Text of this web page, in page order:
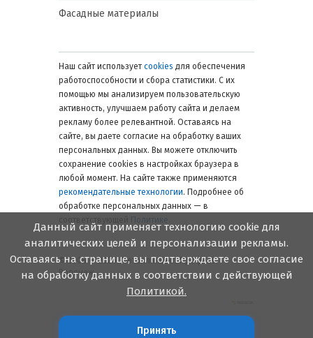
Фасадные материалы
Наш сайт использует cookies для обеспечения
работоспособности и сбора статистики. С их
помощью мы анализируем пользовательскую
активность, улучшаем работу сайта и делаем
рекламу более релевантной. Оставаясь на
сайте, вы даете согласие на обработку ваших
персональных данных. Вы можете отключить
сохранение cookies в настройках браузера в
любой момент. На сайте также применяются
рекомендательные технологии. Подробнее об
обработке персональных данных — в
Политике
© 2006 — 2026. Металлинвест Профиль.
Воронеж
Данный сайт применяет технологию cookie для
аналитических целей и персонализации рекламы.
Оставаясь на странице, вы подтверждаете свое согласие
на обработку данных в соответствии с действующей
Политикой.
Принять